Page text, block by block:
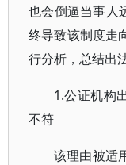
也会倒逼当事人
终导致该制度走
行分析，总结出
1.公证机构
不符
该理由被适